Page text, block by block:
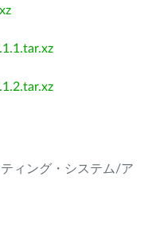
ィング・システム/ア